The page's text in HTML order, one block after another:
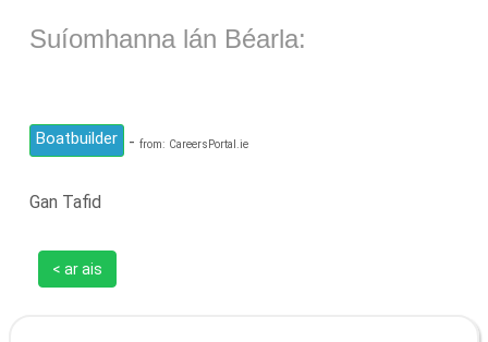
Suíomhanna lán Béarla:
Boatbuilder - from: CareersPortal.ie
Gan Tafid
< ar ais